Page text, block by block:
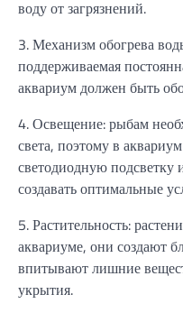
воду от загрязнений.
3. Механизм обогрева
поддерживаемая
аквариум должен быть
4. Освещение: рыбам
света, поэтому в
светодиодную подсветку
создавать оптимальные
5. Растительность:
аквариуме, они создают
впитывают лишние
укрытия.